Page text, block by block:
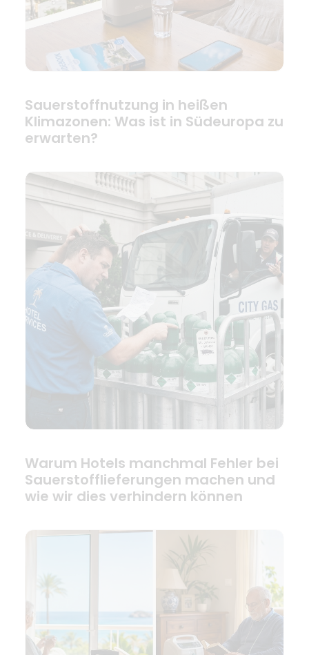
Sauerstoffnutzung in heißen
Klimazonen: Was ist in Südeuropa zu
erwarten?
Warum Hotels manchmal Fehler bei
Sauerstofflieferungen machen und
wie wir dies verhindern können